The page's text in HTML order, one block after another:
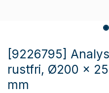
[9226795]
rustfri, Ø200 x
mm